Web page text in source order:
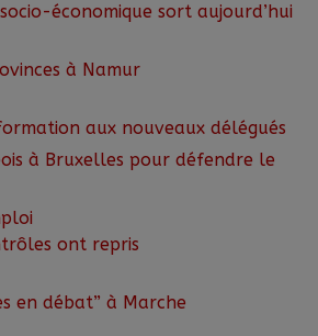
économique sort aujourd’hui
à Namur
aux nouveaux délégués
à Bruxelles pour défendre le
ont repris
en débat” à Marche